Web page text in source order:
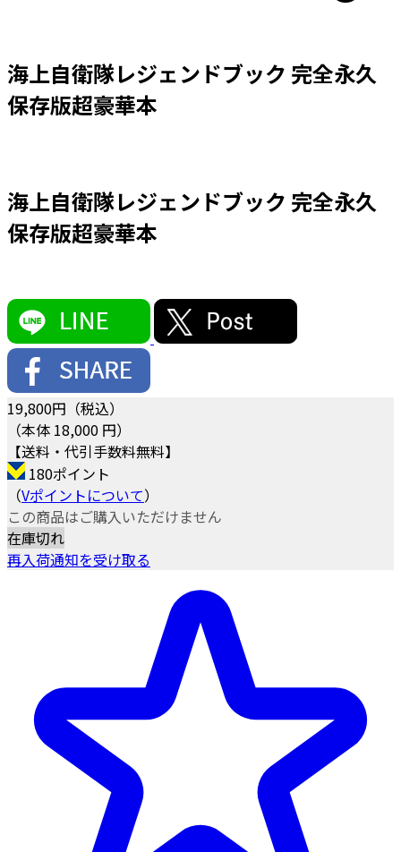
海上自衛隊レジェンドブック 完全永久
保存版超豪華本
海上自衛隊レジェンドブック 完全永久
保存版超豪華本
19,800円（税込）
（本体 18,000 円）
【送料・代引手数料無料】
180ポイント
（Vポイントについて）
この商品はご購入いただけません
在庫切れ
再入荷通知を受け取る